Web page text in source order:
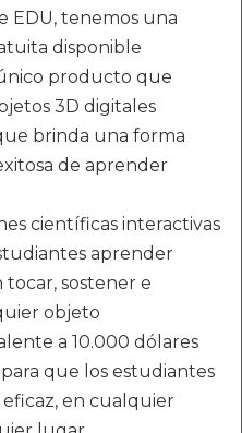
EDU, tenemos una
disponible
producto que
3D digitales
brinda una forma
de aprender
científicas interactivas
aprender
sostener e
objeto
a 10.000 dólares
que los estudiantes
en cualquier